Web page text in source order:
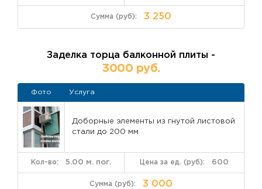
3 250
Заделка торца балконной плиты -
3000 руб.
Фото Услуга
Доборные элементы из гнутой листовой
стали до 200 мм
600
5.00 м. пог.
3 000